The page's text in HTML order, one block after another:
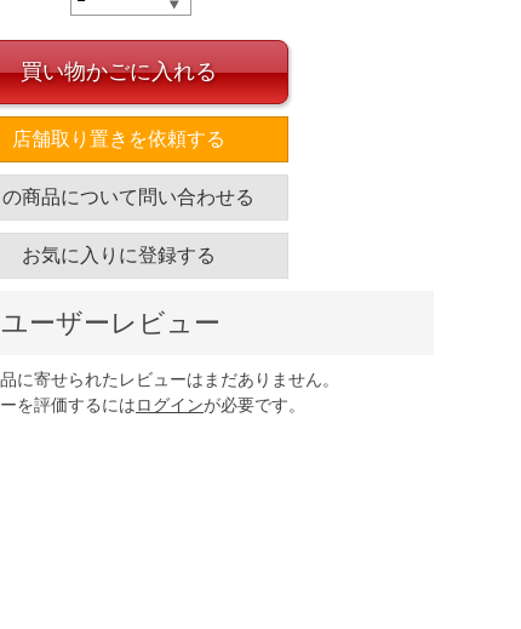
買い物かごに入れる
店舗取り置きを依頼する
の商品について問い合わせる
お気に入りに登録する
ユーザーレビュー
に寄せられたレビューはまだありません。
を評価するにはログインが必要です。